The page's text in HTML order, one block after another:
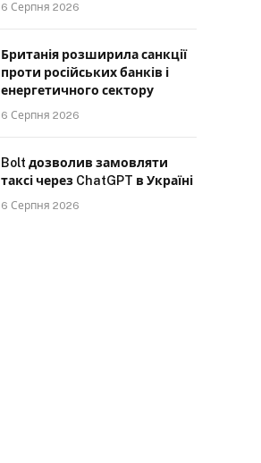
6 Серпня 2026
Британія розширила санкції
проти російських банків і
енергетичного сектору
6 Серпня 2026
Bolt дозволив замовляти
таксі через ChatGPT в Україні
6 Серпня 2026